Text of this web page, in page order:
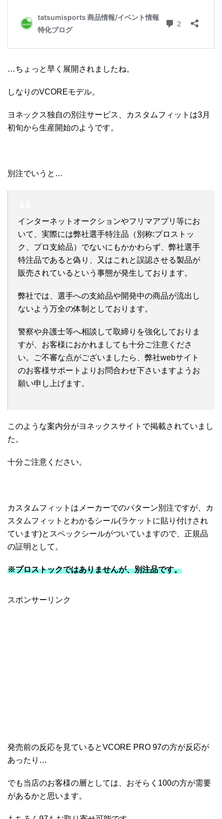
…ちょっと早く展開されましたね。
しなりのVCOREモデル。
ヨネックス独自の別注サービス、カスタムフィットは3月
初旬から生産開始のようです。
別注でいうと…
インターネットオークションやフリマアプリ等にお
いて、実際には弊社選手特注品（別称:プロストッ
ク、プロ支給品）でないにもかかわらず、弊社選手
特注品であると偽り、又はこれと誤認させる製品が
販売されているという事態が発生しております。
弊社では、選手への支給品や開発中の商品が流出し
ないよう万全の体制としております。
警察や弁護士等へ相談して取締りを強化しておりま
すが、お客様におかれましても十分ご注意くださ
い。ご不審な点がございましたら、弊社webサイト
のお客様サポートよりお問合わせ下さいますようお
願い申し上げます。
このような案内分がヨネックスサイトで掲載されていまし
た。
十分ご注意ください。
カスタムフィットはメーカーでのパターン別注ですが、カ
スタムフィットとわかるシール(ラケットに貼り付けされ
ています)とスペックシールがついていますので、正規品
の証明として。
※プロストックではありませんが、別注品です。
スポンサーリンク
発売前の反応を見ているとVCORE PRO 97の方が反応が
あったり…
でも当店のお客様の層としては、おそらく100の方が需要
があるかと思います。